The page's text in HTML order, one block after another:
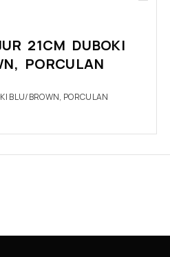
21CM DUBOKI
PORCULAN
BLU/BROWN, PORCULAN